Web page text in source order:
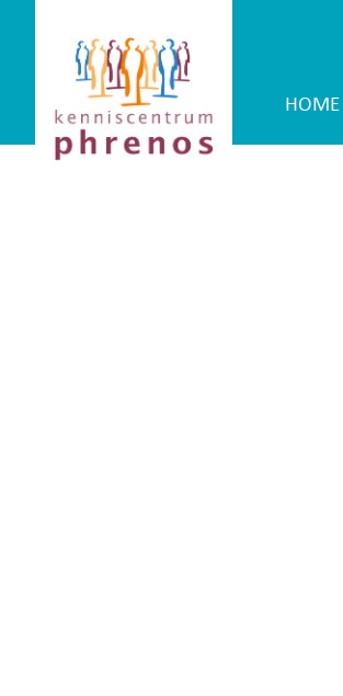
Phrenos
website
Main
HOME